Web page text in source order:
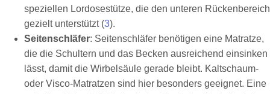
speziellen Lordosestütze, die den unteren Rückenbereich
gezielt unterstützt (3).
Seitenschläfer: Seitenschläfer benötigen eine Matratze,
die die Schultern und das Becken ausreichend einsinken
lässt, damit die Wirbelsäule gerade bleibt. Kaltschaum-
oder Visco-Matratzen sind hier besonders geeignet. Eine